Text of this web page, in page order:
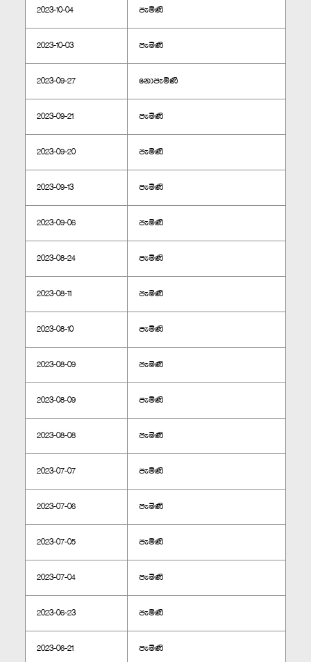
2023-10-04 පැමිණි
2023-10-03 පැමිණි
2023-09-27 නොපැමිණි
2023-09-21 පැමිණි
2023-09-20 පැමිණි
2023-09-13 පැමිණි
2023-09-06 පැමිණි
2023-08-24 පැමිණි
2023-08-11 පැමිණි
2023-08-10 පැමිණි
2023-08-09 පැමිණි
2023-08-09 පැමිණි
2023-08-08 පැමිණි
2023-07-07 පැමිණි
2023-07-06 පැමිණි
2023-07-05 පැමිණි
2023-07-04 පැමිණි
2023-06-23 පැමිණි
2023-06-21 පැමිණි